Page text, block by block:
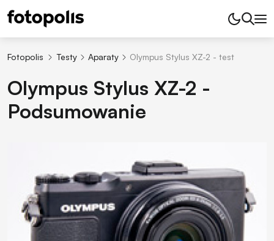
Fotopolis Testy Aparaty Olympus Stylus XZ-2 - test
Olympus Stylus XZ-2 -
Podsumowanie